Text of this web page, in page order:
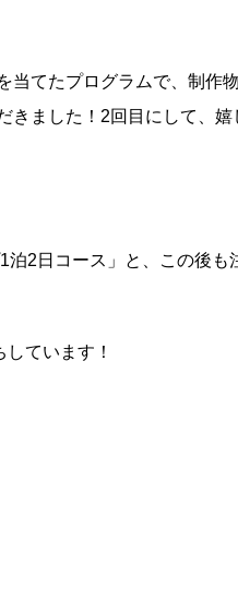
当てたプログラムで、制作
きました！2回目にして、嬉
2日コース」と、この後も
ています！